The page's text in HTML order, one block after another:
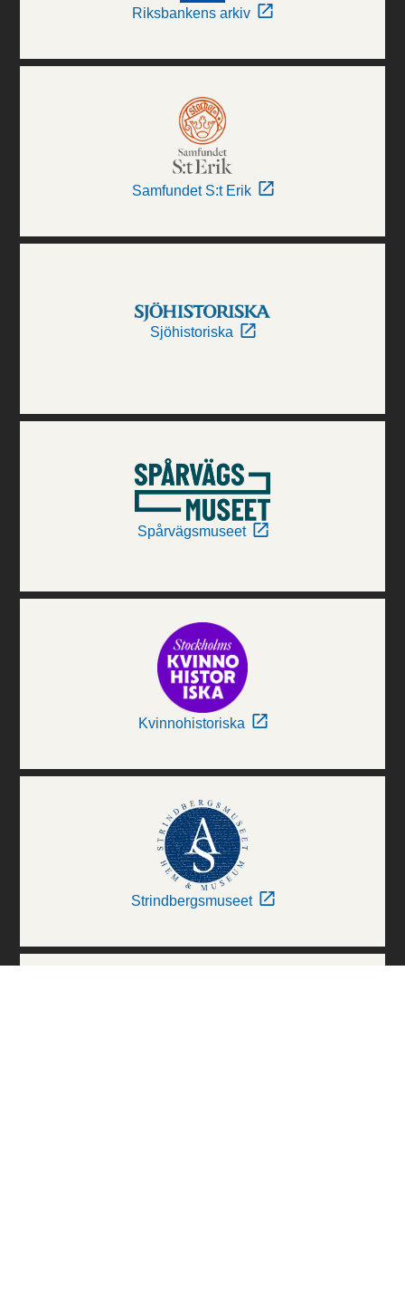
Riksbankens arkiv
Samfundet S:t Erik
Sjöhistoriska
Spårvägsmuseet
Kvinnohistoriska
Strindbergsmuseet